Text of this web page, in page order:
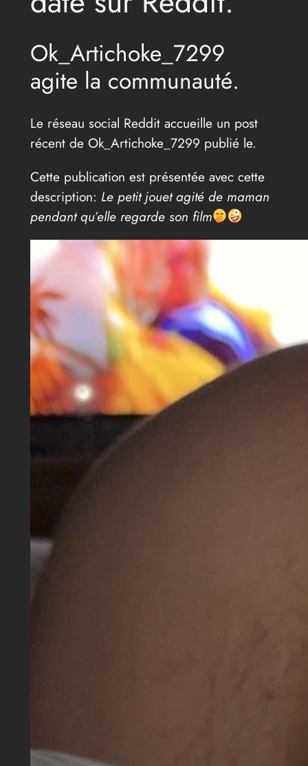
Ok_Artichoke_7299
agite la communauté.
Le réseau social Reddit accueille un post
récent de Ok_Artichoke_7299 publié le.
Cette publication est présentée avec cette
description: Le petit jouet agité de maman
pendant qu’elle regarde son film